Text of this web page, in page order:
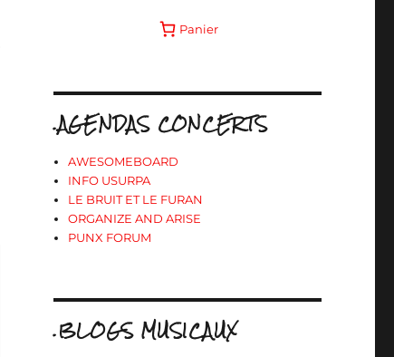
Panier
.AGENDAS CONCERTS
AWESOMEBOARD
INFO USURPA
LE BRUIT ET LE FURAN
ORGANIZE AND ARISE
PUNX FORUM
.BLOGS MUSICAUX